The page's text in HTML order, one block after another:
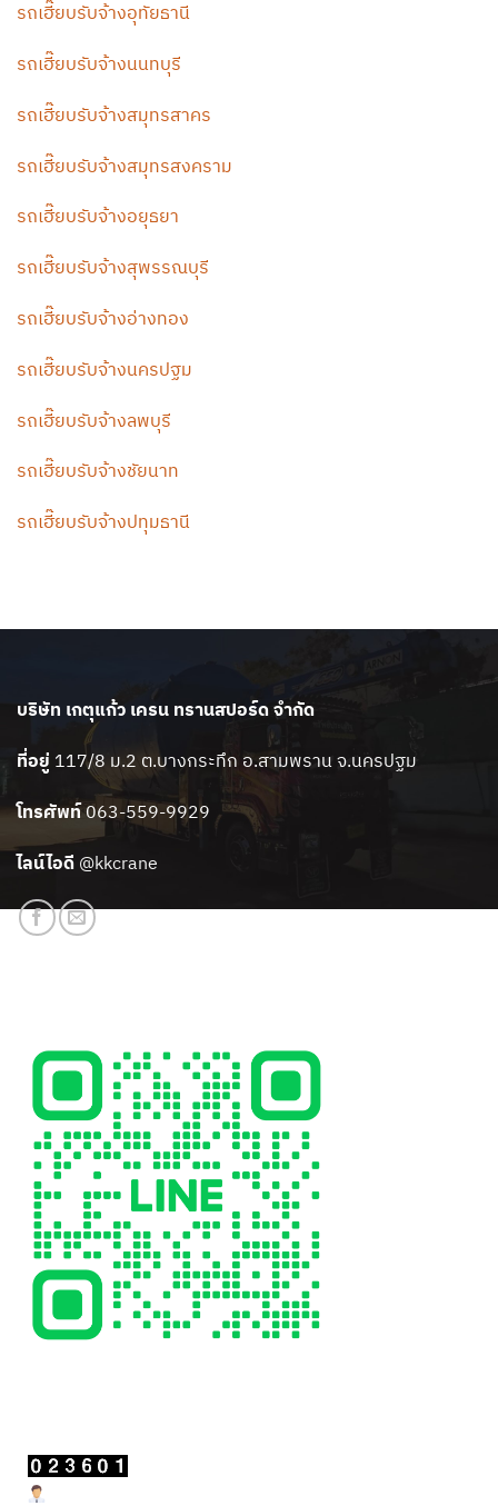
รถเฮี๊ยบรับจ้างอุทัยธานี
รถเฮี๊ยบรับจ้างนนทบุรี
รถเฮี๊ยบรับจ้างสมุทรสาคร
รถเฮี๊ยบรับจ้างสมุทรสงคราม
รถเฮี๊ยบรับจ้างอยุธยา
รถเฮี๊ยบรับจ้างสุพรรณบุรี
รถเฮี๊ยบรับจ้างอ่างทอง
รถเฮี๊ยบรับจ้างนครปฐม
รถเฮี๊ยบรับจ้างลพบุรี
รถเฮี๊ยบรับจ้างชัยนาท
รถเฮี๊ยบรับจ้างปทุมธานี
บริษัท เกตุแก้ว เครน ทรานสปอร์ด จำกัด
ที่อยู่ 117/8 ม.2 ต.บางกระทึก อ.สามพราน จ.นครปฐม
โทรศัพท์063-559-9929
ไลน์ไอดี @kkcrane